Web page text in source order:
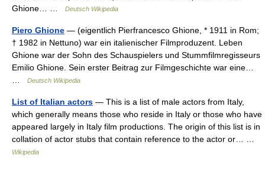
Ghione… …
Deutsch Wikipedia
Piero Ghione — (eigentlich Pierfrancesco Ghione, * 1911 in Rom;
† 1982 in Nettuno) war ein italienischer Filmproduzent. Leben
Ghione war der Sohn des Schauspielers und Stummfilmregisseurs
Emilio Ghione. Sein erster Beitrag zur Filmgeschichte war eine…
Deutsch Wikipedia
List of Italian actors — This is a list of male actors from Italy,
which generally means those who reside in Italy or those who have
appeared largely in Italy film productions. The origin of this list is in
collation of actor stubs that contain reference to the actor or… …
Wikipedia